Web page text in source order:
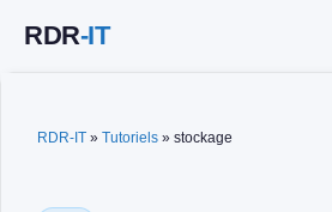
RDR-IT » Tutoriels » stockage